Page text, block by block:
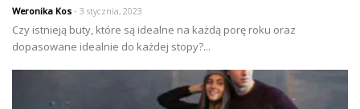
Weronika Kos - 3 stycznia, 2023
Czy istnieją buty, które są idealne na każdą porę roku oraz
dopasowane idealnie do każdej stopy?...